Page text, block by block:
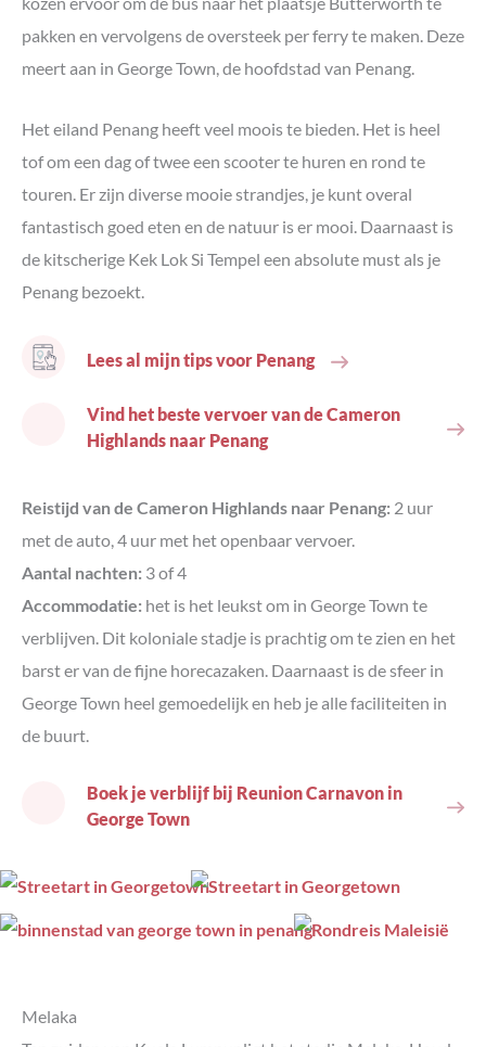
pakken en vervolgens de oversteek per ferry te maken. Deze
meert aan in George Town, de hoofdstad van Penang.
Het eiland Penang heeft veel moois te bieden. Het is heel
tof om een dag of twee een scooter te huren en rond te
touren. Er zijn diverse mooie strandjes, je kunt overal
fantastisch goed eten en de natuur is er mooi. Daarnaast is
de kitscherige Kek Lok Si Tempel een absolute must als je
Penang bezoekt.
Lees al mijn tips voor Penang
Vind het beste vervoer van de Cameron
Highlands naar Penang
Reistijd van de Cameron Highlands naar Penang: 2 uur
met de auto, 4 uur met het openbaar vervoer.
Aantal nachten: 3 of 4
Accommodatie: het is het leukst om in George Town te
verblijven. Dit koloniale stadje is prachtig om te zien en het
barst er van de fijne horecazaken. Daarnaast is de sfeer in
George Town heel gemoedelijk en heb je alle faciliteiten in
de buurt.
Boek je verblijf bij Reunion Carnavon in
George Town
Melaka